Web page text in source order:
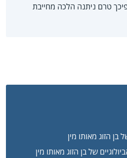
טרם ניתנה הלכה מחייבת
בן הזוג מאותו מין
של בן הזוג מאותו מין